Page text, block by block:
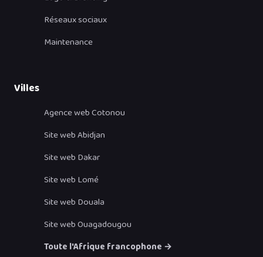
Réseaux sociaux
Maintenance
Villes
Agence web Cotonou
Site web Abidjan
Site web Dakar
Site web Lomé
Site web Douala
Site web Ouagadougou
Toute l'Afrique francophone →